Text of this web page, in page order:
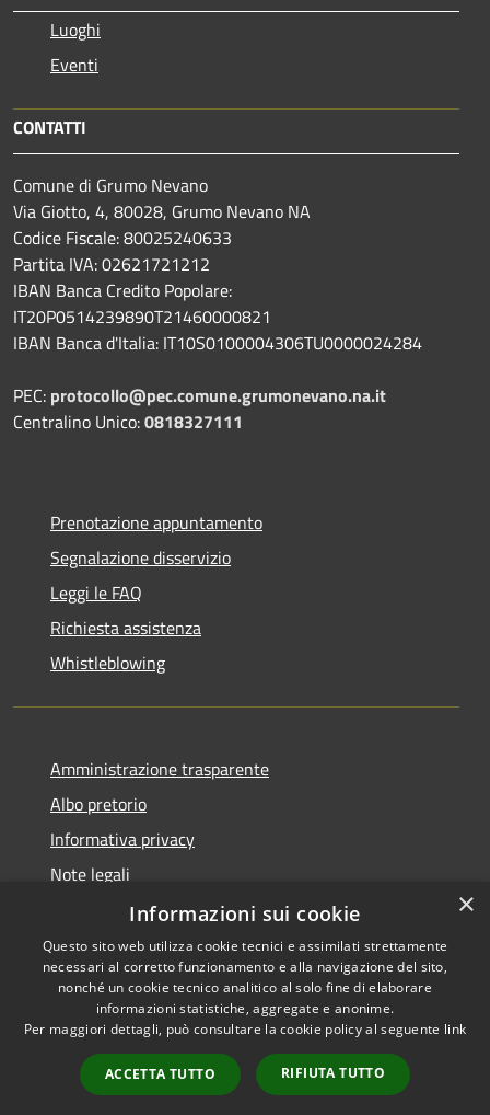
Luoghi
Eventi
CONTATTI
Comune di Grumo Nevano
Via Giotto, 4, 80028, Grumo Nevano NA
Codice Fiscale: 80025240633
Partita IVA: 02621721212
IBAN Banca Credito Popolare:
IT20P0514239890T21460000821
IBAN Banca d'Italia: IT10S0100004306TU0000024284
PEC: protocollo@pec.comune.grumonevano.na.it
Centralino Unico:0818327111
Prenotazione appuntamento
Segnalazione disservizio
Leggi le FAQ
Richiesta assistenza
Whistleblowing
Amministrazione trasparente
Albo pretorio
Informativa privacy
Note legali
Dichiarazione di accessibilità
RSS
Accessibilità
Copyright © 2026 • Comune di
Municipium•
Accesso
redazione
×
Informazioni sui cookie
Questo sito web utilizza cookie tecnici e assimilati strettamente
necessari al corretto funzionamento e alla navigazione del sito,
nonché un cookie tecnico analitico al solo fine di elaborare
informazioni statistiche, aggregate e anonime.
Per maggiori dettagli, può consultare la cookie policy al seguente link
ACCETTA TUTTO RIFIUTA TUTTO